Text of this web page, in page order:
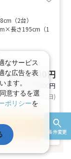
条件変更
（2台）
長さ195cm（1
～103,400円
92,400〜206,800 円
0名・1部屋/1泊2日)
ラン詳細
なサービス
な広告を表
ます。
意するを選
ポリシーを